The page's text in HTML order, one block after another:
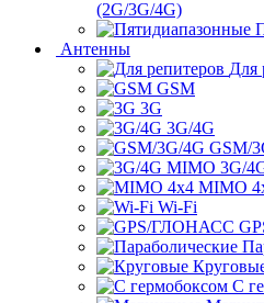
(2G/3G/4G)
Антенны
Для
GSM
3G
3G/4G
GSM/
3G/
MIMO
Wi-Fi
С